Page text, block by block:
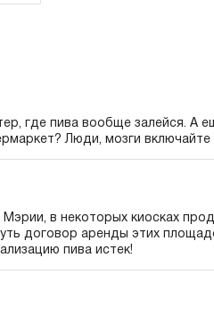
где пива вообще залейся. А
Люди, мозги включайте
в некоторых киосках
договор аренды этих
пива истек!